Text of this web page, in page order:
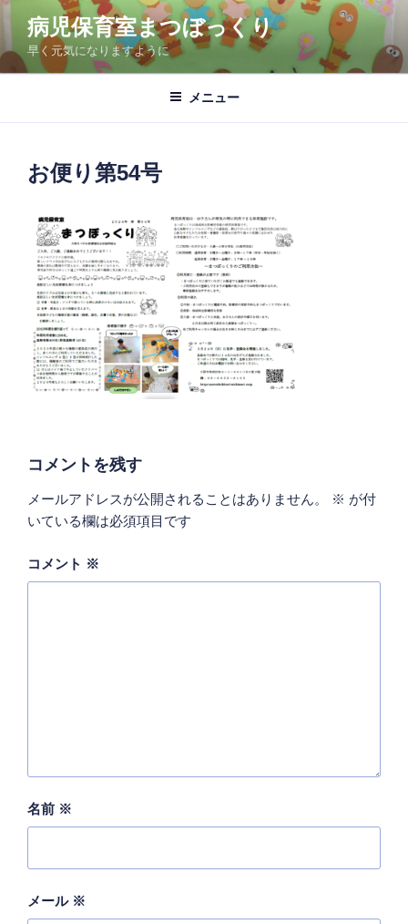
テ
ン
へ
病児保育室まつぼっくり
早く元気になりますように
メニュー
お便り第54号
コメントを残す
メールアドレスが公開されることはありません。 ※ が付
いている欄は必須項目です
コメント ※
名前 ※
メール ※